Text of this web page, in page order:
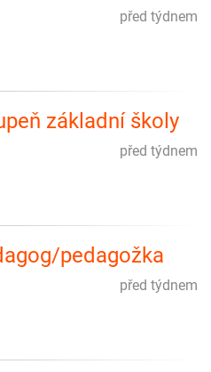
před týdnem
základní školy
před týdnem
pedagožka
před týdnem